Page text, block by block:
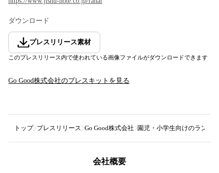
ダウンロード
プレスリリース素材
このプレスリリース内で使われている画像ファイルがダウンロードできます
Go Good株式会社のプレスキットを見る
トップ プレスリリース Go Good株式会社 園児・小学生向けのランド
会社概要